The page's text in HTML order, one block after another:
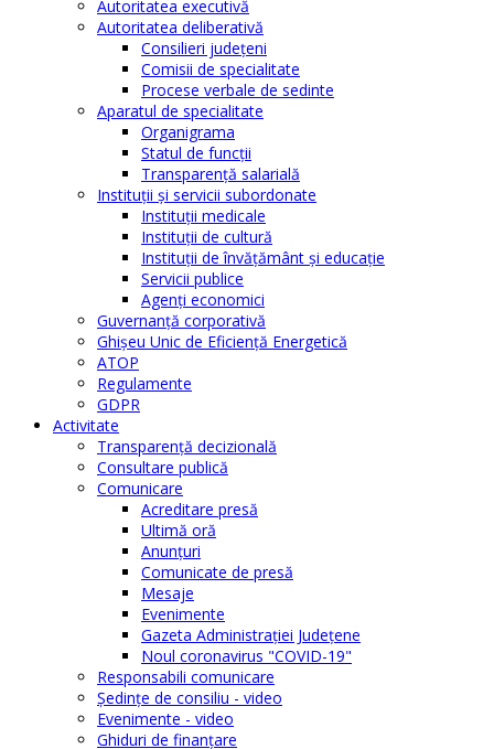
Autoritatea executivă
Autoritatea deliberativă
Consilieri judeţeni
Comisii de specialitate
Procese verbale de sedinte
Aparatul de specialitate
Organigrama
Statul de funcții
Transparență salarială
Instituţii şi servicii subordonate
Instituţii medicale
Instituţii de cultură
Instituţii de învăţământ şi educaţie
Servicii publice
Agenţi economici
Guvernanță corporativă
Ghişeu Unic de Eficienţă Energetică
ATOP
Regulamente
GDPR
Activitate
Transparenţă decizională
Consultare publică
Comunicare
Acreditare presă
Ultimă oră
Anunţuri
Comunicate de presă
Mesaje
Evenimente
Gazeta Administraţiei Judeţene
Noul coronavirus "COVID-19"
Responsabili comunicare
Şedinţe de consiliu - video
Evenimente - video
Ghiduri de finanţare